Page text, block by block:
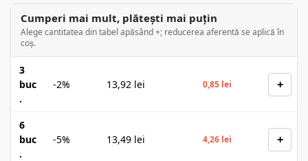
Cumperi mai mult, plătești mai puțin
Alege cantitatea din tabel apăsând +; reducerea aferentă se aplică în
coș.
3
buc
.
-2% 13,92 lei 0,85 lei +
6
buc
.
-5% 13,49 lei 4,26 lei +